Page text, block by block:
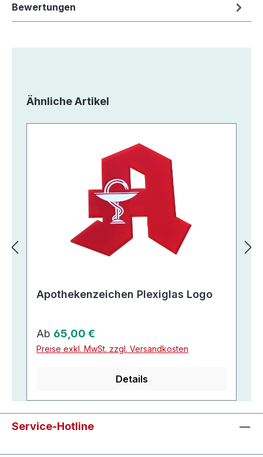
Bewertungen
Produktgalerie überspringen
Ähnliche Artikel
Apothekenzeichen Plexiglas Logo
Regulärer Preis:
Ab 65,00 €
Preise exkl. MwSt. zzgl. Versandkosten
Details
Service-Hotline